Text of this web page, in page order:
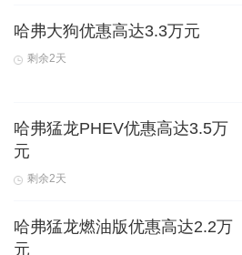
哈弗大狗优惠高达3.3万元
剩余2天
哈弗猛龙PHEV优惠高达3.5万
元
剩余2天
哈弗猛龙燃油版优惠高达2.2万
元